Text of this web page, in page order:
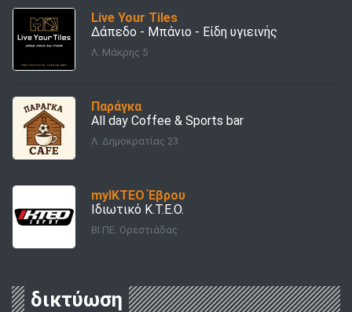
Live Your Tiles
Δάπεδο - Μπάνιο - Είδη υγιεινής
Λ. Μάκρης 5
Παράγκα
All day Coffee & Sports bar
Λ. Δημοκρατίας 23
myΙΚΤΕΟ Έβρου
Ιδιωτικό Κ.Τ.Ε.Ο.
ΒΙ.ΠΕ. Ορεστιάδας
δικτύωση